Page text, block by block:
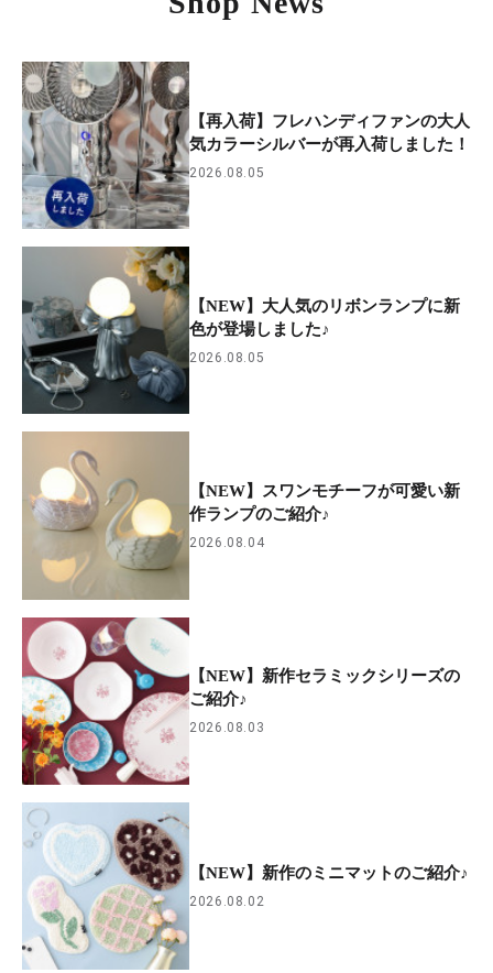
【再入荷】フレハンディファンの大人
気カラーシルバーが再入荷しました！
2026.08.05
【NEW】大人気のリボンランプに新
色が登場しました♪
2026.08.05
【NEW】スワンモチーフが可愛い新
作ランプのご紹介♪
2026.08.04
【NEW】新作セラミックシリーズの
ご紹介♪
2026.08.03
【NEW】新作のミニマットのご紹介♪
2026.08.02